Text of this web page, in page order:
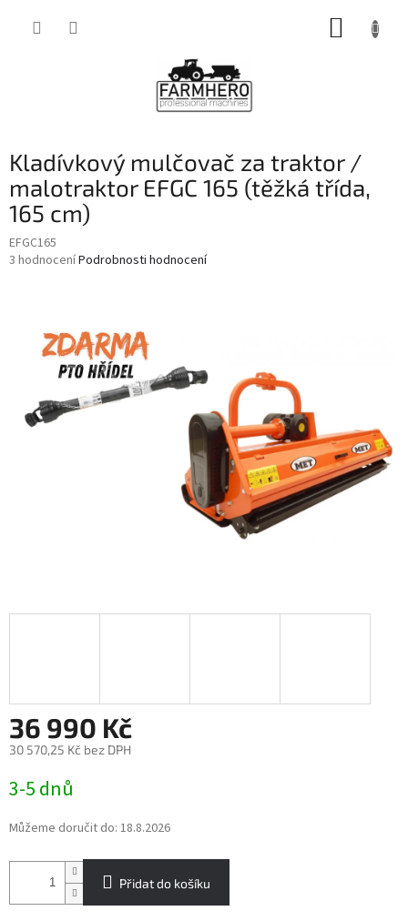
Kladívkový mulčovač za traktor /
malotraktor EFGC 165 (těžká třída,
165 cm)
EFGC165
Průměrné
hvězdiček.
3 hodnoceníPodrobnosti hodnocení
36 990 Kč
30 570,25 Kč bez DPH
cena:
3-5 dnů
Můžeme doručit do: 18.8.2026
Přidat do košíku